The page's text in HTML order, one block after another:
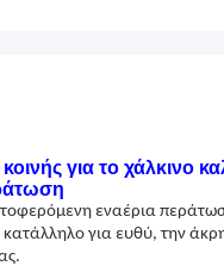
για το χάλκινο
εναέρια
για ευθύ, την